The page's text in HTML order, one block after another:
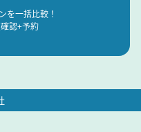
を一括比較！
認+予約